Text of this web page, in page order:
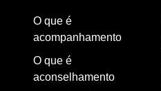
O que é
acompanhamento
O que é
aconselhamento